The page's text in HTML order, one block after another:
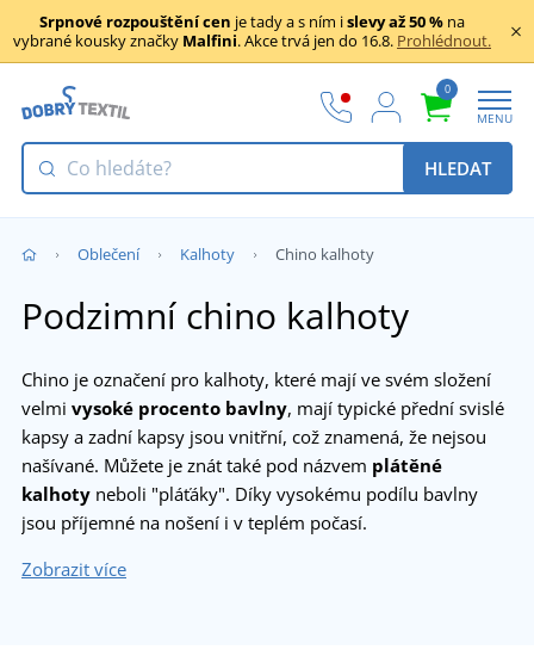
Srpnové rozpouštění cen je tady a s ním islevy až 50 % na
vybrané kousky značky Malfini. Akce trvá jen do 16.8. Prohlédnout.
0
MENU
HLEDAT
Oblečení Kalhoty Chino kalhoty
Podzimní chino kalhoty
Chino je označení pro kalhoty, které mají ve svém složení
velmi vysoké procento bavlny, mají typické přední svislé
kapsy a zadní kapsy jsou vnitřní, což znamená, že nejsou
našívané. Můžete je znát také pod názvem plátěné
kalhoty neboli "pláťáky". Díky vysokému podílu bavlny
jsou příjemné na nošení i v teplém počasí.
Zobrazit více